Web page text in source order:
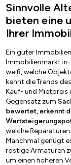
Sinnvolle
bieten eine
Ihrer
Ein guter
Immobilienmarkt
weiß, welche
kennt die Trends
Kauf- und Mietpreis
Gegensatz zum
bewertet, erkennt
welche
Manchmal genügt
rostige Armaturen
um einen höheren